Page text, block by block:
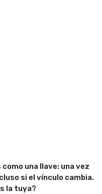
una llave: una vez
si el vínculo cambia.
la tuya?